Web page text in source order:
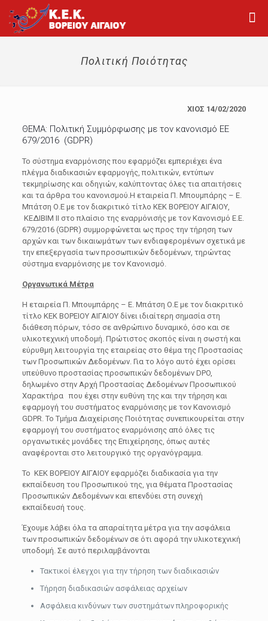
Πολιτική Ποιότητας
ΧΙΟΣ 14/02/2020
ΘΕΜΑ: Πολιτική Συμμόρφωσης με τον κανονισμό ΕΕ
679/2016 (GDPR)
Το σύστημα εναρμόνισης που εφαρμόζει εμπεριέχει ένα
πλέγμα διαδικασιών εφαρμογής, πολιτικών, εντύπων
τεκμηρίωσης και οδηγιών, καλύπτοντας όλες τια απαιτήσεις
και τα άρθρα του κανονισμού.Η εταιρεία Π. Μπουμπάρης – Ε.
Μπάτση Ο.Ε με τον διακριτικό τίτλο ΚΕΚ ΒΟΡΕΙΟΥ ΑΙΓΑΙΟΥ,
ΚΕΔΙΒΙΜ ΙΙ στο πλαίσιο της εναρμόνισής με τον Κανονισμό Ε.Ε.
679/2016 (GDPR) συμμορφώνεται ως προς την τήρηση των
αρχών και των δικαιωμάτων των ενδιαφερομένων σχετικά με
την επεξεργασία των προσωπικών δεδομένων, τηρώντας
σύστημα εναρμόνισης με τον Κανονισμό.
Οργανωτικά Μέτρα
Η εταιρεία Π. Μπουμπάρης – Ε. Μπάτση Ο.Ε με τον διακριτικό
τίτλο ΚΕΚ ΒΟΡΕΙΟΥ ΑΙΓΑΙΟΥ δίνει ιδιαίτερη σημασία στη
διάθεση πόρων, τόσο σε ανθρώπινο δυναμικό, όσο και σε
υλικοτεχνική υποδομή. Πρώτιστος σκοπός είναι η σωστή και
εύρυθμη λειτουργία της εταιρείας στο θέμα της Προστασίας
των Προσωπικών Δεδομένων. Για το λόγο αυτό έχει ορίσει
υπεύθυνο προστασίας προσωπικών δεδομένων DPO,
δηλωμένο στην Αρχή Προστασίας Δεδομένων Προσωπικού
Χαρακτήρα που έχει στην ευθύνη της και την τήρηση και
εφαρμογή του συστήματος εναρμόνισης με τον Κανονισμό
GDPR. Το Τμήμα Διαχείρισης Ποιότητας συνεπικουρείται στην
εφαρμογή του συστήματος εναρμόνισης από όλες τις
οργανωτικές μονάδες της Επιχείρησης, όπως αυτές
αναφέρονται στο λειτουργικό της οργανόγραμμα.
Το ΚΕΚ ΒΟΡΕΙΟΥ ΑΙΓΑΙΟΥ εφαρμόζει διαδικασία για την
εκπαίδευση του Προσωπικού της, για θέματα Προστασίας
Προσωπικών Δεδομένων και επενδύει στη συνεχή
εκπαίδευσή τους.
Έχουμε λάβει όλα τα απαραίτητα μέτρα για την ασφάλεια
των προσωπικών δεδομένων σε ότι αφορά την υλικοτεχνική
υποδομή. Σε αυτό περιλαμβάνονται
Τακτικοί έλεγχοι για την τήρηση των διαδικασιών
Τήρηση διαδικασιών ασφάλειας αρχείων
Ασφάλεια κινδύνων των συστημάτων πληροφορικής